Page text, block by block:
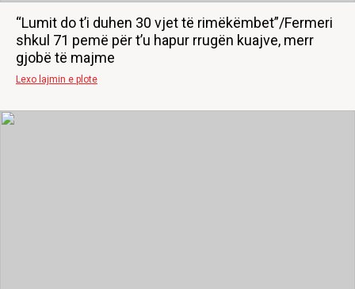
“Lumit do t’i duhen 30 vjet të rimëkëmbet”/Fermeri
shkul 71 pemë për t’u hapur rrugën kuajve, merr
gjobë të majme
Lexo lajmin e plote